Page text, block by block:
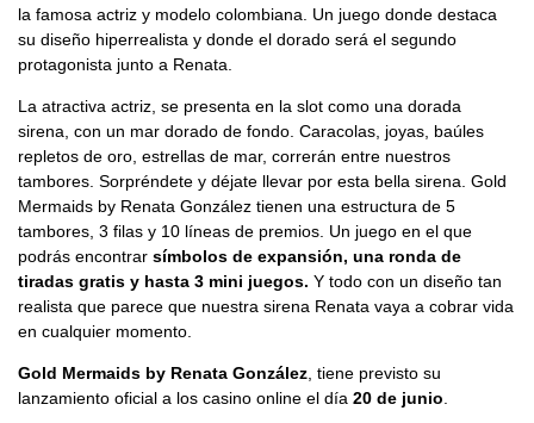
la famosa actriz y modelo colombiana. Un juego donde destaca
su diseño hiperrealista y donde el dorado será el segundo
protagonista junto a Renata.
La atractiva actriz, se presenta en la slot como una dorada
sirena, con un mar dorado de fondo. Caracolas, joyas, baúles
repletos de oro, estrellas de mar, correrán entre nuestros
tambores. Sorpréndete y déjate llevar por esta bella sirena. Gold
Mermaids by Renata González tienen una estructura de 5
tambores, 3 filas y 10 líneas de premios. Un juego en el que
podrás encontrar símbolos de expansión, una ronda de
tiradas gratis y hasta 3 mini juegos. Y todo con un diseño tan
realista que parece que nuestra sirena Renata vaya a cobrar vida
en cualquier momento.
Gold Mermaids by Renata González , tiene previsto su
lanzamiento oficial a los casino online el día 20 de junio